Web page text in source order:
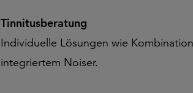
Tinnitusberatung
Individuelle Lösungen wie
integriertem Noiser.